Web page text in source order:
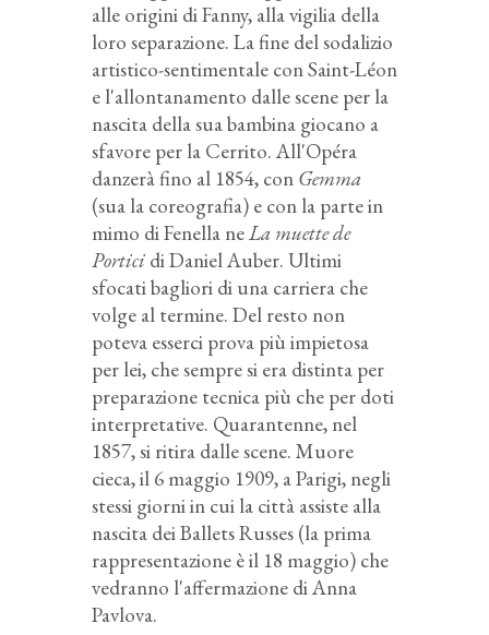
alle origini di Fanny, alla vigilia della
loro separazione. La fine del sodalizio
artistico-sentimentale con Saint-Léon
e l'allontanamento dalle scene per la
nascita della sua bambina giocano a
sfavore per la Cerrito. All'Opéra
danzerà fino al 1854, con Gemma
(sua la coreografia) e con la parte in
mimo di Fenella neLa muette de
Portici di Daniel Auber. Ultimi
sfocati bagliori di una carriera che
volge al termine. Del resto non
poteva esserci prova più impietosa
per lei, che sempre si era distinta per
preparazione tecnica più che per doti
interpretative. Quarantenne, nel
1857, si ritira dalle scene. Muore
cieca, il 6 maggio 1909, a Parigi, negli
stessi giorni in cui la città assiste alla
nascita dei Ballets Russes (la prima
rappresentazione è il 18 maggio) che
vedranno l'affermazione di Anna
Pavlova.